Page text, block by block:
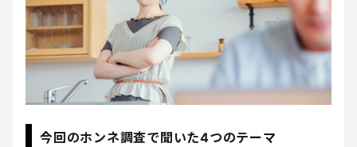
今回のホンネ調査で聞いた4つのテーマ